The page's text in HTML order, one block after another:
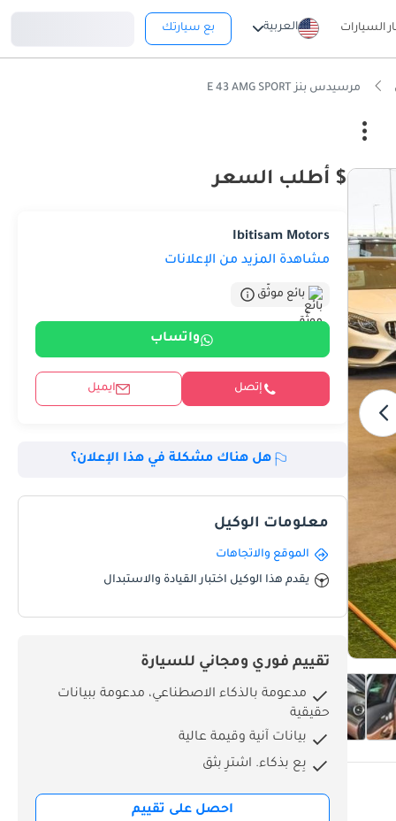
السيارات العربية بع سيارتك
مرسيدس بنز E 43 AMG SPORT
$ أطلب السعر
Ibitisam Motors
مشاهدة المزيد من الإعلانات
بائع موثّق
واتساب
إتصل ايميل
هل هناك مشكلة في هذا الإعلان؟
معلومات الوكيل
الموقع والاتجاهات
يقدم هذا الوكيل اختبار القيادة والاستبدال
تقييم فوري ومجاني للسيارة
مدعومة بالذكاء الاصطناعي، مدعومة ببيانات
حقيقية
بيانات آنية وقيمة عالية
بِع بذكاء. اشترِ بثق
احصل على تقييم